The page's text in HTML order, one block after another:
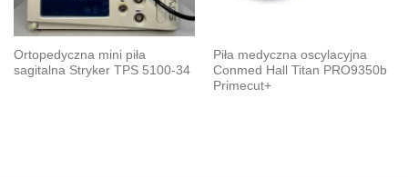
Ortopedyczna mini piła
sagitalna Stryker TPS 5100-34
Piła medyczna oscylacyjna
Conmed Hall Titan PRO9350b
Primecut+